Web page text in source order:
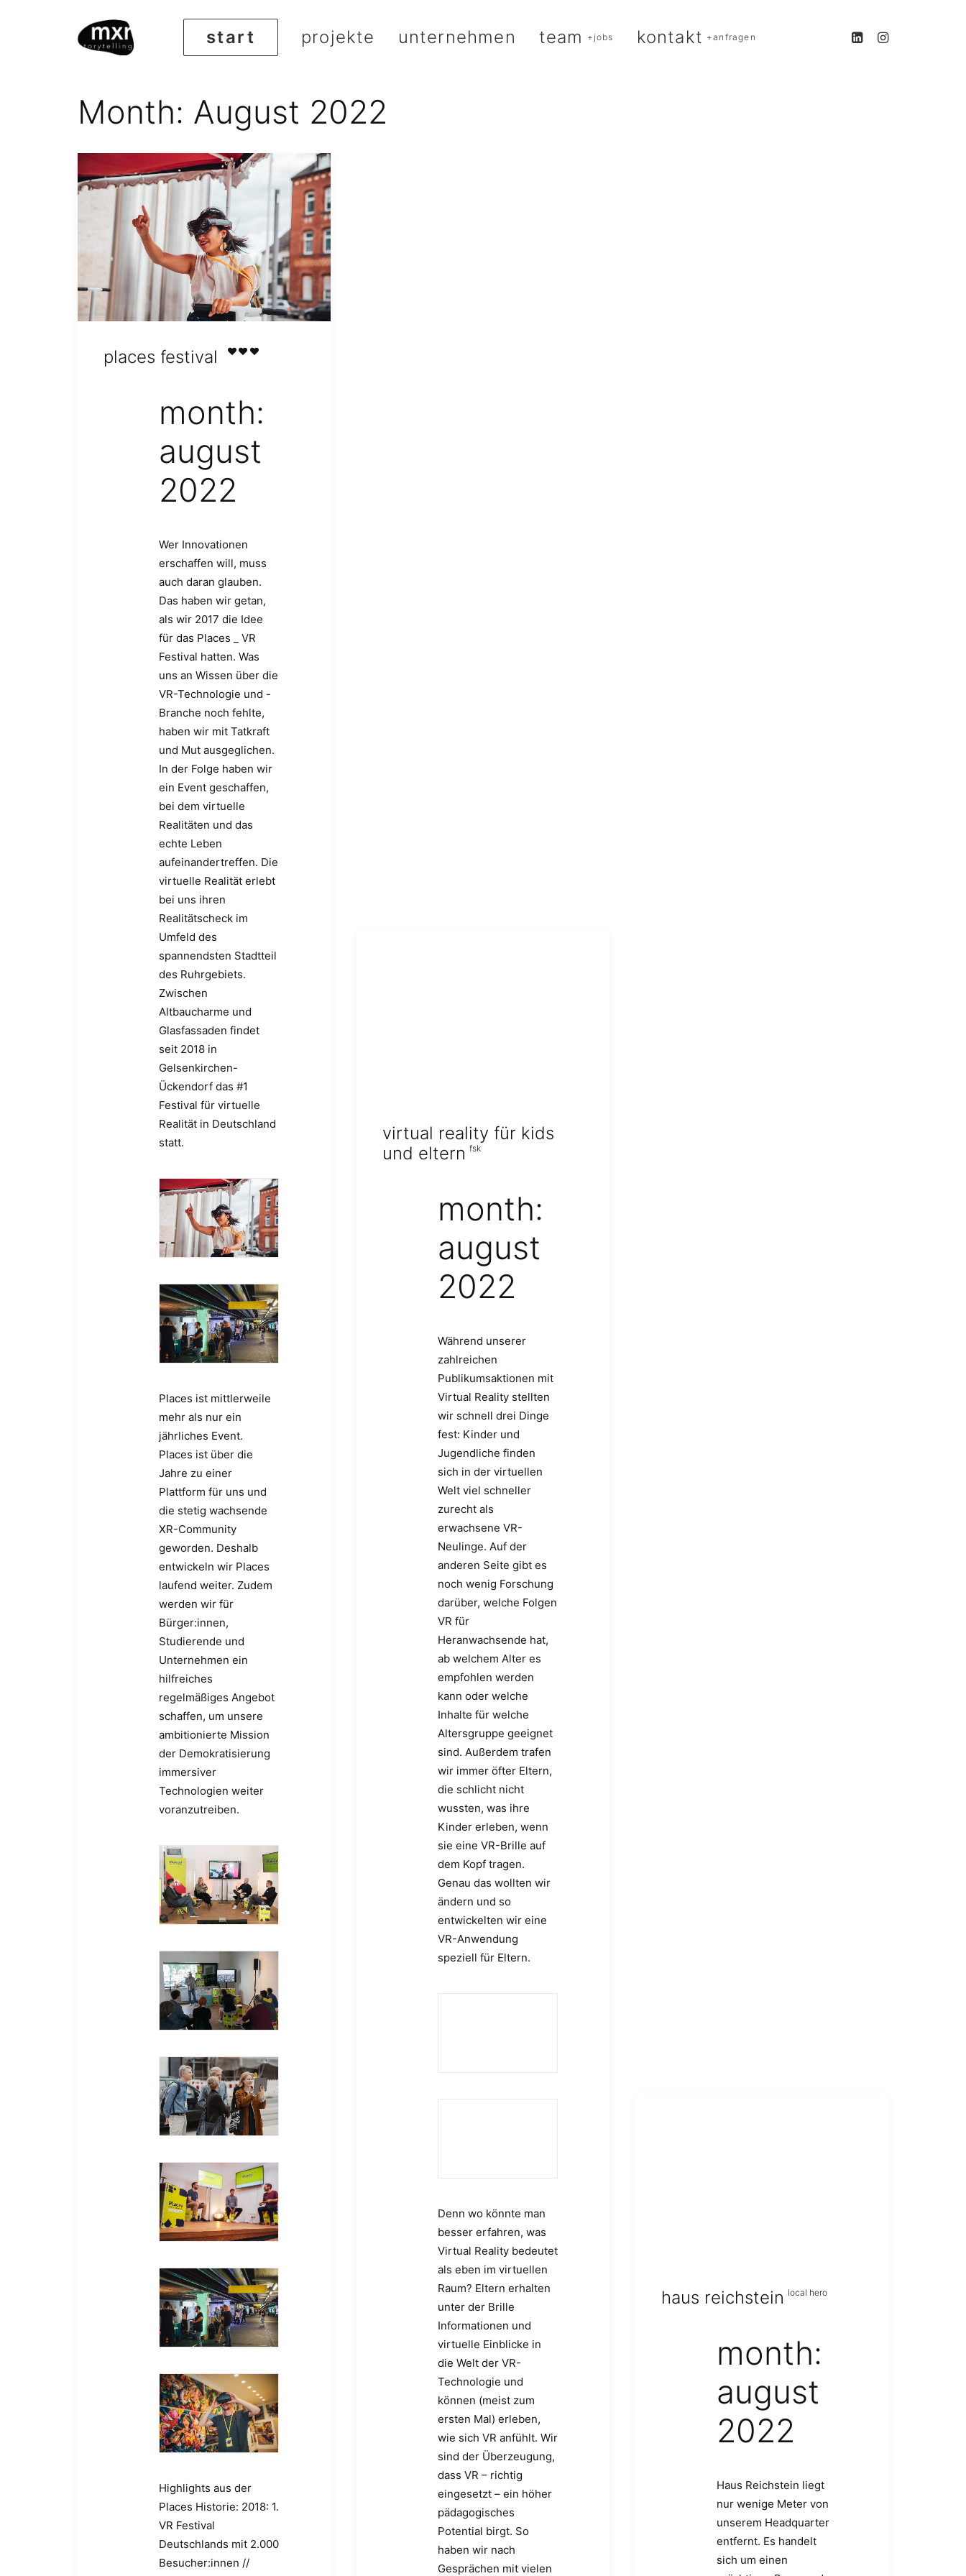
start projekte unternehmen team +jobs kontakt +anfragen
Month: August 2022
places festival
month:
august
2022
Wer Innovationen
erschaffen will, muss
auch daran glauben.
Das haben wir getan,
als wir 2017 die Idee
für das Places _ VR
Festival hatten. Was
uns an Wissen über die
VR-Technologie und -
Branche noch fehlte,
haben wir mit Tatkraft
und Mut ausgeglichen.
In der Folge haben wir
ein Event geschaffen,
bei dem virtuelle
Realitäten und das
echte Leben
aufeinandertreffen. Die
virtuelle Realität erlebt
bei uns ihren
Realitätscheck im
Umfeld des
spannendsten Stadtteil
des Ruhrgebiets.
Zwischen
Altbaucharme und
Glasfassaden findet
seit 2018 in
Gelsenkirchen-
Ückendorf das #1
Festival für virtuelle
Realität in Deutschland
statt.
Places ist mittlerweile
mehr als nur ein
jährliches Event.
Places ist über die
Jahre zu einer
Plattform für uns und
die stetig wachsende
XR-Community
geworden. Deshalb
entwickeln wir Places
laufend weiter. Zudem
werden wir für
Bürger:innen,
Studierende und
Unternehmen ein
hilfreiches
regelmäßiges Angebot
schaffen, um unsere
ambitionierte Mission
der Demokratisierung
immersiver
Technologien weiter
voranzutreiben.
Highlights aus der
Places Historie: 2018: 1.
VR Festival
Deutschlands mit 2.000
Besucher:innen //
virtual reality für kids
und eltern fsk
month:
august
2022
Während unserer
zahlreichen
Publikumsaktionen mit
Virtual Reality stellten
wir schnell drei Dinge
fest: Kinder und
Jugendliche finden
sich in der virtuellen
Welt viel schneller
zurecht als
erwachsene VR-
Neulinge. Auf der
anderen Seite gibt es
noch wenig Forschung
darüber, welche Folgen
VR für
Heranwachsende hat,
ab welchem Alter es
empfohlen werden
kann oder welche
Inhalte für welche
Altersgruppe geeignet
sind. Außerdem trafen
wir immer öfter Eltern,
die schlicht nicht
wussten, was ihre
Kinder erleben, wenn
sie eine VR-Brille auf
dem Kopf tragen.
Genau das wollten wir
ändern und so
entwickelten wir eine
VR-Anwendung
speziell für Eltern.
Denn wo könnte man
besser erfahren, was
Virtual Reality bedeutet
als eben im virtuellen
Raum? Eltern erhalten
unter der Brille
Informationen und
virtuelle Einblicke in
die Welt der VR-
Technologie und
können (meist zum
ersten Mal) erleben,
wie sich VR anfühlt. Wir
sind der Überzeugung,
dass VR – richtig
eingesetzt – ein höher
pädagogisches
Potential birgt. So
haben wir nach
Gesprächen mit vielen
haus reichstein local hero
month:
august
2022
Haus Reichstein liegt
nur wenige Meter von
unserem Headquarter
entfernt. Es handelt
sich um einen